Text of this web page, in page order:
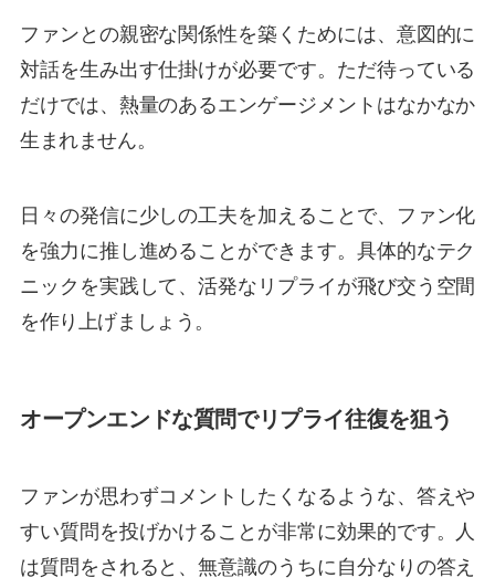
ファンとの親密な関係性を築くためには、意図的に
対話を生み出す仕掛けが必要です。ただ待っている
だけでは、熱量のあるエンゲージメントはなかなか
生まれません。
日々の発信に少しの工夫を加えることで、ファン化
を強力に推し進めることができます。具体的なテク
ニックを実践して、活発なリプライが飛び交う空間
を作り上げましょう。
オープンエンドな質問でリプライ往復を狙う
ファンが思わずコメントしたくなるような、答えや
すい質問を投げかけることが非常に効果的です。人
は質問をされると、無意識のうちに自分なりの答え